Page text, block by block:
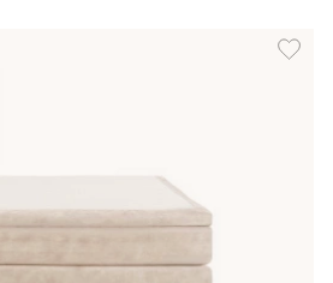
Lägg